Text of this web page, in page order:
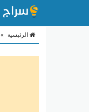
الرئيسية »